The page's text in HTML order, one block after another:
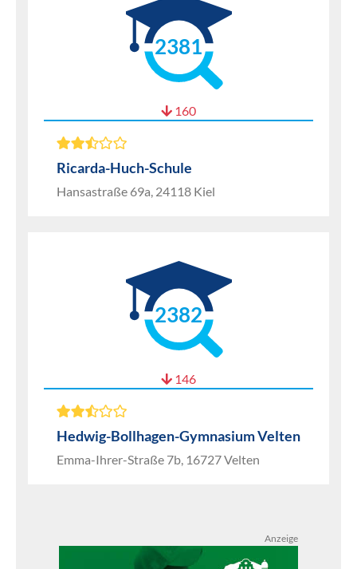
2381
160
Ricarda-Huch-Schule
Hansastraße 69a, 24118 Kiel
2382
146
Hedwig-Bollhagen-Gymnasium Velten
Emma-Ihrer-Straße 7b, 16727 Velten
Anzeige